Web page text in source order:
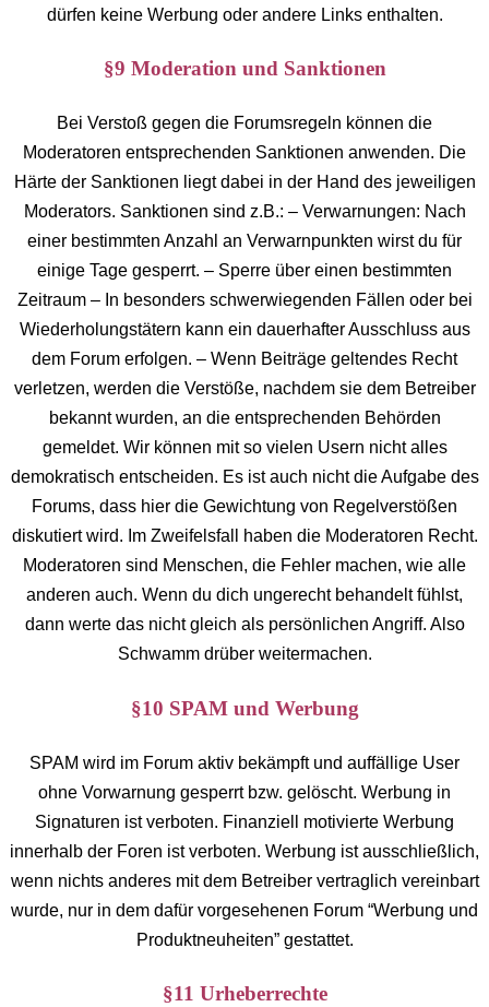
dürfen keine Werbung oder andere Links enthalten.
§9 Moderation und Sanktionen
Bei Verstoß gegen die Forumsregeln können die
Moderatoren entsprechenden Sanktionen anwenden. Die
Härte der Sanktionen liegt dabei in der Hand des jeweiligen
Moderators. Sanktionen sind z.B.: – Verwarnungen: Nach
einer bestimmten Anzahl an Verwarnpunkten wirst du für
einige Tage gesperrt. – Sperre über einen bestimmten
Zeitraum – In besonders schwerwiegenden Fällen oder bei
Wiederholungstätern kann ein dauerhafter Ausschluss aus
dem Forum erfolgen. – Wenn Beiträge geltendes Recht
verletzen, werden die Verstöße, nachdem sie dem Betreiber
bekannt wurden, an die entsprechenden Behörden
gemeldet. Wir können mit so vielen Usern nicht alles
demokratisch entscheiden. Es ist auch nicht die Aufgabe des
Forums, dass hier die Gewichtung von Regelverstößen
diskutiert wird. Im Zweifelsfall haben die Moderatoren Recht.
Moderatoren sind Menschen, die Fehler machen, wie alle
anderen auch. Wenn du dich ungerecht behandelt fühlst,
dann werte das nicht gleich als persönlichen Angriff. Also
Schwamm drüber weitermachen.
§10 SPAM und Werbung
SPAM wird im Forum aktiv bekämpft und auffällige User
ohne Vorwarnung gesperrt bzw. gelöscht. Werbung in
Signaturen ist verboten. Finanziell motivierte Werbung
innerhalb der Foren ist verboten. Werbung ist ausschließlich,
wenn nichts anderes mit dem Betreiber vertraglich vereinbart
wurde, nur in dem dafür vorgesehenen Forum “Werbung und
Produktneuheiten” gestattet.
§11 Urheberrechte